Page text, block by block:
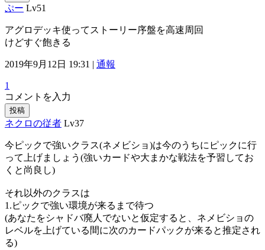
ぷー Lv51
アグロデッキ使ってストーリー序盤を高速周回
けどすぐ飽きる
2019年9月12日 19:31 | 通報
1
コメントを入力
投稿
ネクロの従者 Lv37
今ピックで強いクラス(ネメビショ)は今のうちにピックに行
って上げましょう(強いカードや大まかな戦法を予習してお
くと尚良し)
それ以外のクラスは
1.ピックで強い環境が来るまで待つ
(あなたをシャドバ廃人でないと仮定すると、ネメビショの
レベルを上げている間に次のカードパックが来ると推定され
る)